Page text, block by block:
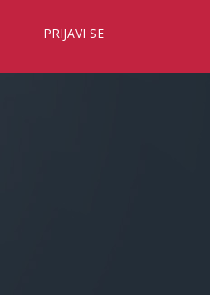
PRIJAVI SE